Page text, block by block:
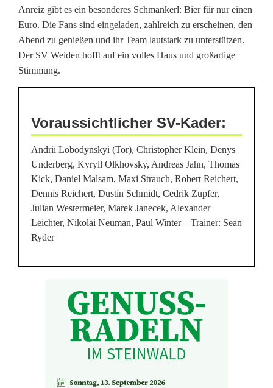
e
r
b
a
e
Anreiz gibt es ein besonderes Schmankerl: Bier für nur einen
Euro. Die Fans sind eingeladen, zahlreich zu erscheinen, den
Abend zu genießen und ihr Team lautstark zu unterstützen.
Der SV Weiden hofft auf ein volles Haus und großartige
Stimmung.
Voraussichtlicher SV-Kader:
Andrii Lobodynskyi (Tor), Christopher Klein, Denys
Underberg, Kyryll Olkhovsky, Andreas Jahn, Thomas
Kick, Daniel Malsam, Maxi Strauch, Robert Reichert,
Dennis Reichert, Dustin Schmidt, Cedrik Zupfer,
Julian Westermeier, Marek Janecek, Alexander
Leichter, Nikolai Neuman, Paul Winter – Trainer: Sean
Ryder